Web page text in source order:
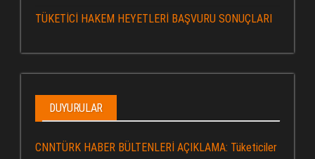
TÜKETİCİ HAKEM HEYETLERİ BAŞVURU SONUÇLARI
DUYURULAR
CNNTÜRK HABER BÜLTENLERİ AÇIKLAMA: Tüketiciler